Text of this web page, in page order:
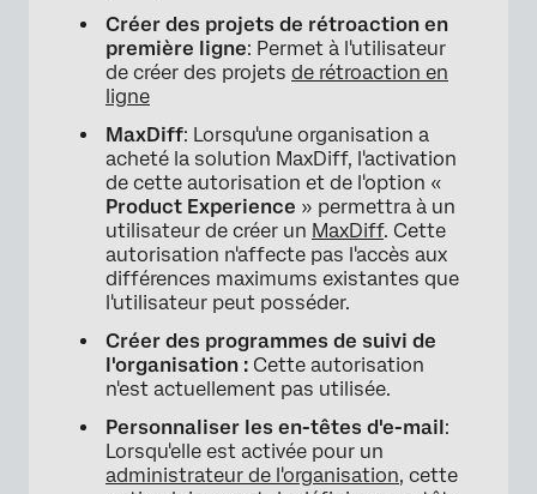
Créer des projets de rétroaction en
première ligne: Permet à l'utilisateur
de créer des projets de rétroaction en
ligne
MaxDiff: Lorsqu'une organisation a
acheté la solution MaxDiff, l'activation
de cette autorisation et de l'option «
Product Experience » permettra à un
utilisateur de créer un MaxDiff. Cette
autorisation n'affecte pas l'accès aux
différences maximums existantes que
l'utilisateur peut posséder.
Créer des programmes de suivi de
l'organisation : Cette autorisation
n'est actuellement pas utilisée.
Personnaliser les en-têtes d'e-mail:
Lorsqu'elle est activée pour un
administrateur de l'organisation, cette